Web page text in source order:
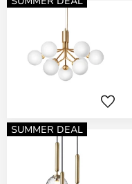
SUMMER DEAL